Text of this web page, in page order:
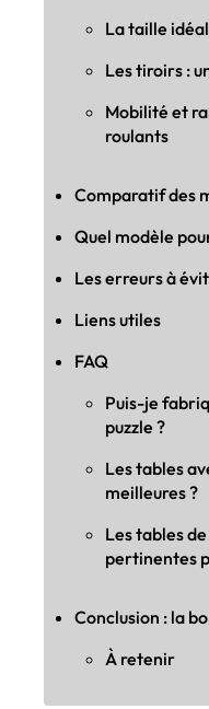
La taille
Les tiroirs :
Mobilité et
roulants
Comparatif des
Quel modèle
Les erreurs à
Liens utiles
FAQ
Puis-je
puzzle ?
Les tables
meilleures ?
Les tables
pertinentes
Conclusion : la
À retenir